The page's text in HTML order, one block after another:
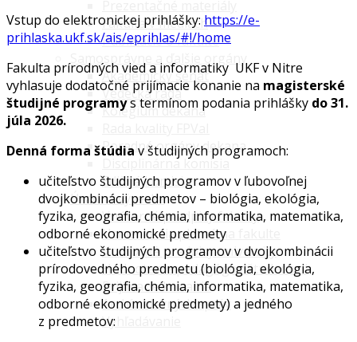
Fakulta v médiách
Publikácie o fakulte
Akademický senát
Vedecká rada
Kolégium dekana
Poradné orgány dekana
Disciplinárna komisia
Edičná komisia
Úradná výveska
Vnútorné predpisy fakulty
Usmernenia platné na fakulte
Vnútorné predpisy univerzity
Hodnotenie pedagógov študentmi
Prijímacie konanie
Archív hlavných správ
Vyhľadávanie
Vstup do elektronickej prihlášky: https://e-
prihlaska.ukf.sk/ais/eprihlas/#!/home
Fakulta prírodných vied a informatiky UKF v Nitre
vyhlasuje dodatočné prijímacie konanie na magisterské
študijné programys termínom podania prihlášky do31.
júla 2026.
Denná forma štúdia v študijných programoch:
učiteľstvo študijných programov v ľubovoľnej
dvojkombinácii predmetov – biológia, ekológia,
fyzika, geografia, chémia, informatika, matematika,
odborné ekonomické predmety
učiteľstvo študijných programov v dvojkombinácii
prírodovedného predmetu (biológia, ekológia,
fyzika, geografia, chémia, informatika, matematika,
odborné ekonomické predmety) a jedného
z predmetov: